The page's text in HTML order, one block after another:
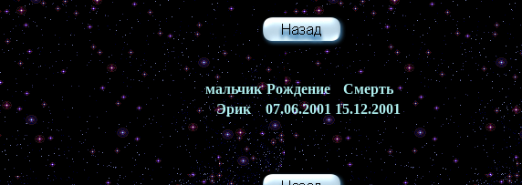
мальчик Рождение
Смерть
Эрик
07.06.2001 15.12.2001